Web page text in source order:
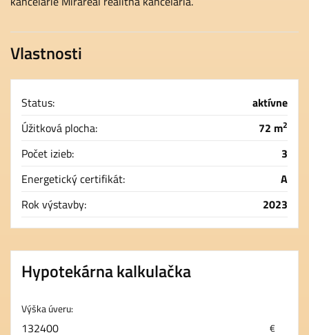
Vlastnosti
Status:
aktívne
Úžitková plocha:
72 m2
Počet izieb:
3
Energetický certifikát:
A
Rok výstavby:
2023
Hypotekárna kalkulačka
Výška úveru:
€